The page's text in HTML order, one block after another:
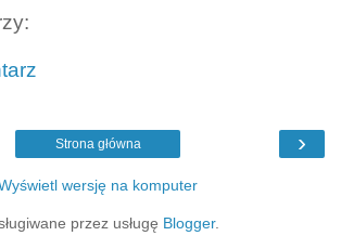
›
Strona główna
wersję na komputer
przez usługę Blogger.